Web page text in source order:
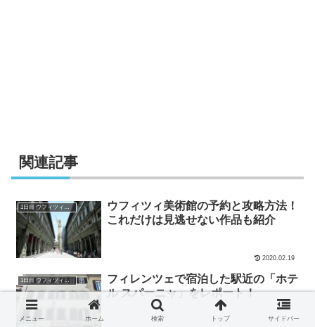
関連記事
1日目 ウフィツィ美術館と周辺の観光
ウフィツィ美術館の予約と攻略方法！
これだけは見逃せない作品も紹介
2020.02.19
フィレンツェで宿泊した駅近の「ホテ
ル スパーニャ」をレポート！
メニュー ホーム 検索 トップ サイドバー